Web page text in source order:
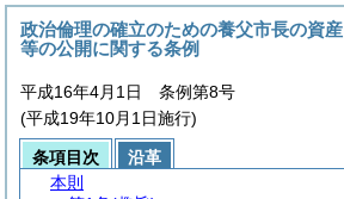
政治倫理の確立のための養父市長の資産
等の公開に関する条例
平成16年4月1日 条例第8号
(平成19年10月1日施行)
条項目次
沿革
本則